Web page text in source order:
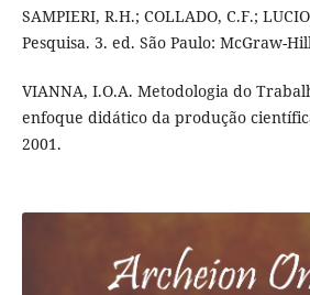
SAMPIERI, R.H.; COLLADO, C.F.;
Pesquisa. 3. ed. São Paulo: McGraw-
VIANNA, I.O.A. Metodologia do
enfoque didático da produção
2001.